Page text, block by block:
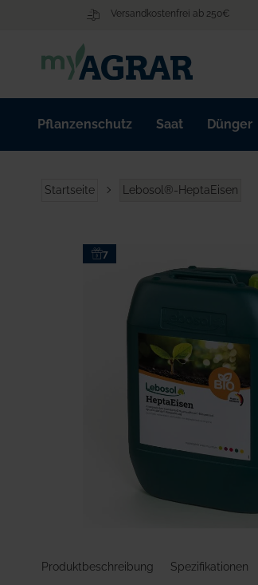
Versandkostenfrei ab 250€
Pflanzenschutz Saat Dünger
Startseite Lebosol®-HeptaEisen
7
der
Produktbeschreibung Spezifikationen